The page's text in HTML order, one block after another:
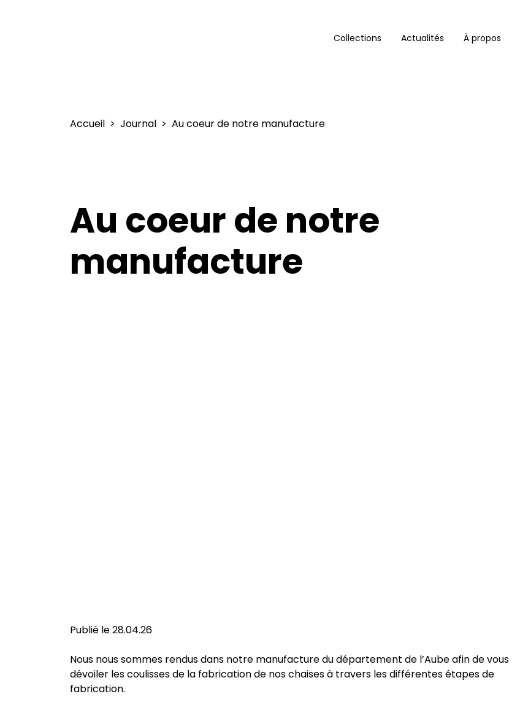
Collections Actualités À propos
Accueil Journal Au coeur de notre manufacture
Au coeur de notre
manufacture
Publié le 28.04.26
Nous nous sommes rendus dans notre manufacture du département de l’Aube afin de vous
dévoiler les coulisses de la fabrication de nos chaises à travers les différentes étapes de
fabrication.